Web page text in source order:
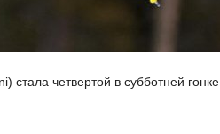
четвертой в субботней гонке.